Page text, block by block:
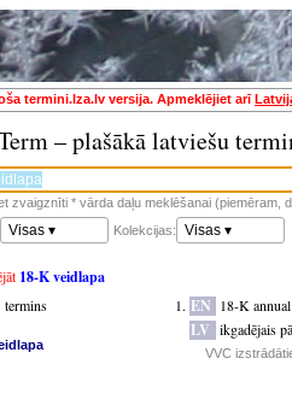
termini.lza.lv versija. Apmeklējiet arī
– plašākā latviešu
zvaigznīti * vārda daļu meklēšanai (piemēram,
Visas ▾ Kolekcijas: Visas ▾
18-K veidlapa
termins
EN 18-K
LV ikgadējais
VVC